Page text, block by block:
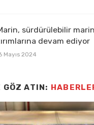
sürdürülebilir
devam ediyor
Mayıs 2024
GÖZ ATIN: